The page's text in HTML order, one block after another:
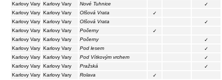
Karlovy Vary Karlovy Vary Nové Tuhnice
✓
Karlovy Vary Karlovy Vary Olšová Vrata
✓
Karlovy Vary Karlovy Vary Olšová Vrata
✓
Karlovy Vary Karlovy Vary Počerny
✓
Karlovy Vary Karlovy Vary Počerny
✓
Karlovy Vary Karlovy Vary Pod lesem
✓
Karlovy Vary Karlovy Vary Pod Vítkovým vrchem
✓
Karlovy Vary Karlovy Vary Pražská
✓
Karlovy Vary Karlovy Vary Rolava
✓